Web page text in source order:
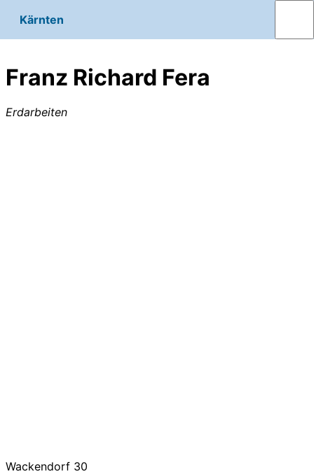
Kärnten
Franz Richard Fera
Erdarbeiten
Wackendorf 30